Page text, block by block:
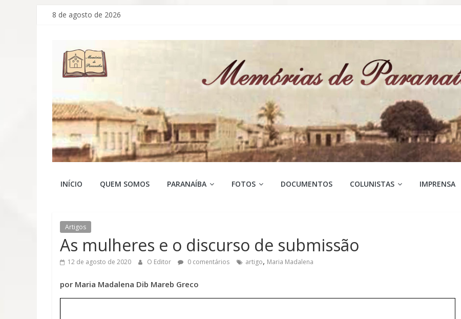
Pular
conteúdo
8 de agosto de 2026
Memórias
Paranaíba
site
mantem
viva
INÍCIO QUEM SOMOS PARANAÍBA FOTOS DOCUMENTOS COLUNISTAS IMPRENSA
Artigos
As mulheres e o discurso de submissão
12 de agosto de 2020 O Editor 0 comentários artigo, Maria Madalena
por Maria Madalena Dib Mareb Greco